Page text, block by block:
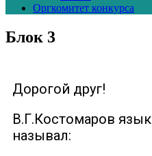
Оргкомитет конкурса
Блок 3
Дорогой друг!
В.Г.Костомаров
называл: